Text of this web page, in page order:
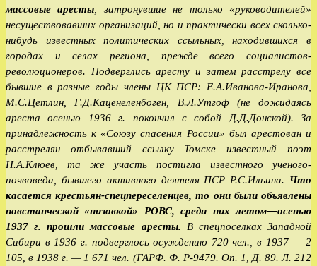
массовые аресты , затронувшие не только «руководителей»
несуществовавших организаций, но и практически всех сколько-
нибудь известных политических ссыльных, находившихся в
городах и селах региона, прежде всего социалистов-
революционеров. Подверглись аресту и затем расстрелу все
бывшие в разные годы члены ЦК ПСР: Е.А.Иванова-Иранова,
М.С.Цетлин, Г.Д.Каценеленбоген, В.Л.Утгоф (не дожидаясь
ареста осенью 1936 г. покончил с собой Д.Д.Донской). За
принадлежность к «Союзу спасения России» был арестован и
расстрелян отбывавший ссылку Томске известный поэт
Н.А.Клюев, та же участь постигла известного ученого-
почвоведа, бывшего активного деятеля ПСР Р.С.Ильина. Что
касается крестьян-спецпереселенцев, то они были объявлены
повстанческой «низовкой» РОВС, среди них летом—осенью
1937 г. прошли массовые аресты. В спецпоселках Западной
Сибири в 1936 г. подверглось осуждению 720 чел., в 1937 — 2
105, в 1938 г. — 1 671 чел. (ГАРФ. Ф. Р-9479. Оп. 1, Д. 89. Л. 212